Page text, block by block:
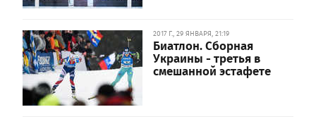
2017 Г., 29 ЯНВАРЯ, 21:19
Биатлон. Сборная
Украины - третья в
смешанной эстафете